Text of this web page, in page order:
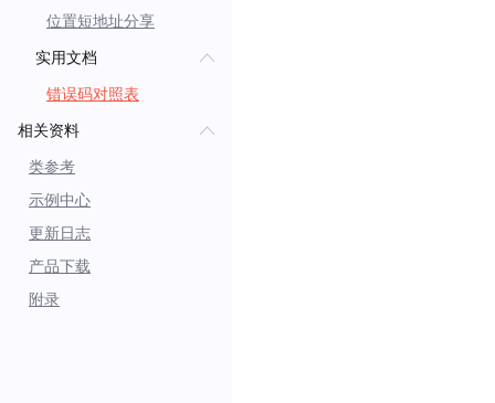
位置短地址分享
实用文档
错误码对照表
相关资料
类参考
示例中心
更新日志
产品下载
附录